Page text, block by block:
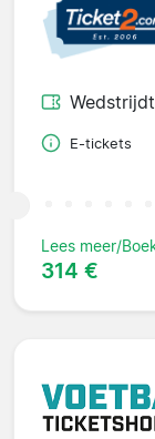
E-tickets
Lees meer/
314 €